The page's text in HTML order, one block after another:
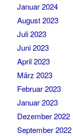
Januar 2024
August 2023
Juli 2023
Juni 2023
April 2023
März 2023
Februar 2023
Januar 2023
Dezember 2022
September 2022